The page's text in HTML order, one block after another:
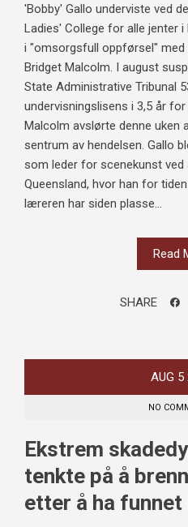
'Bobby' Gallo underviste ved
Ladies' College for alle jenter
i "omsorgsfull oppførsel" med
Bridget Malcolm. I august
State Administrative Tribunal
undervisningslisens i 3,5 år
Malcolm avslørte denne uken
sentrum av hendelsen. Gallo
som leder for scenekunst ved
Queensland, hvor han for
læreren har siden plasse...
Read
SHARE
AUG 5
NO
Ekstrem
tenkte på å
etter å ha